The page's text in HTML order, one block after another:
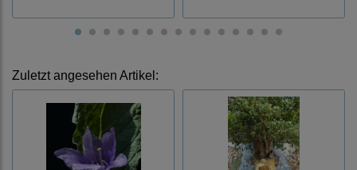
Zuletzt angesehen Artikel: